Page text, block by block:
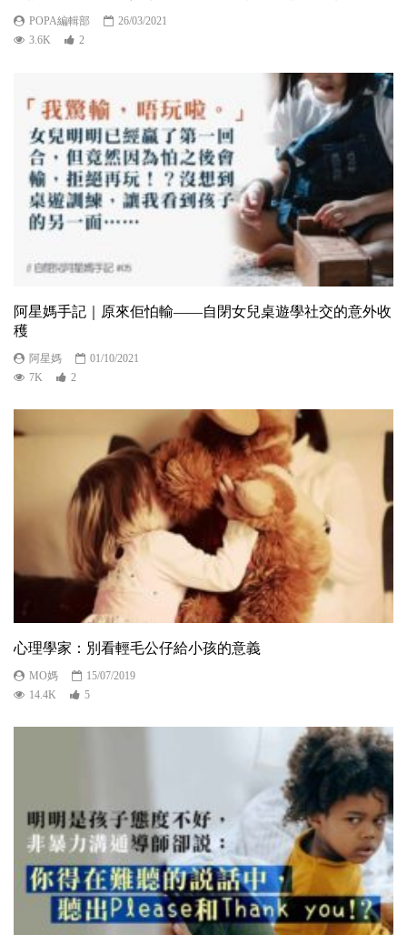
POPA編輯部
26/03/2021
3.6K
2
阿星媽手記｜原來佢怕輸——自閉女兒桌遊學社交的意外收
穫
阿星媽
01/10/2021
7K
2
心理學家：別看輕毛公仔給小孩的意義
MO媽
15/07/2019
14.4K
5